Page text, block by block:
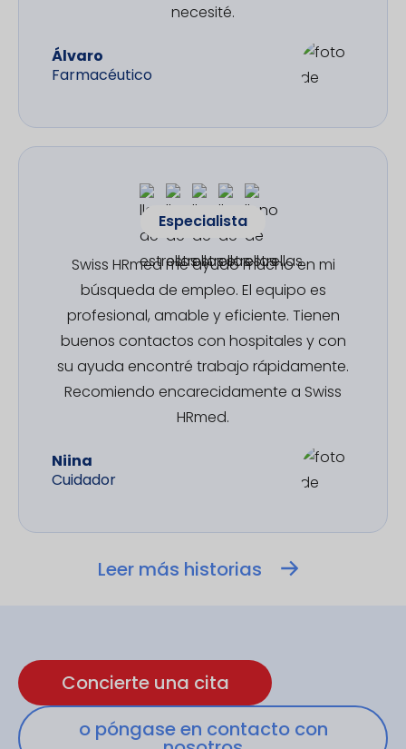
necesité.
Álvaro
Farmacéutico
Especialista
Swiss HRmed me ayudó mucho en mi
búsqueda de empleo. El equipo es
profesional, amable y eficiente. Tienen
buenos contactos con hospitales y con
su ayuda encontré trabajo rápidamente.
Recomiendo encarecidamente a Swiss
HRmed.
Niina
Cuidador
Leer más historias
Concierte una cita
o póngase en contacto con